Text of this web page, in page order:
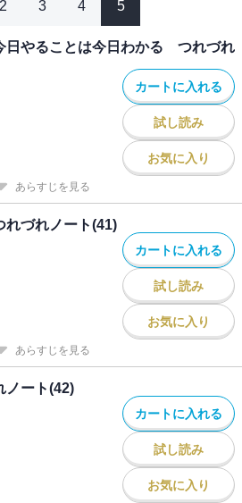
2 3 4 5
日やることは今日わかる つれづれ
カートに入れる
試し読み
お気に入り
あらすじを見る
づれノート(41)
カートに入れる
試し読み
お気に入り
あらすじを見る
ート(42)
カートに入れる
試し読み
お気に入り